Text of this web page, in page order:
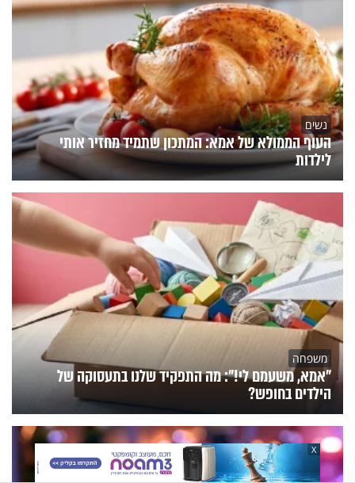
נשים
העוף הממולא של אמא: המתכון שתמיד מחזיר אותי
לילדות
משפחה
"אמא, משעמם לי!": מה התפקיד שלנו בתעסוקה של
הילדים בחופש?
X